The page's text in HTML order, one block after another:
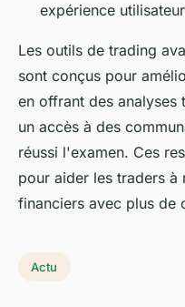
expérience
Les outils de trading
sont conçus pour
en offrant des analyses
un accès à des
réussi l'examen. Ces
pour aider les traders à
financiers avec plus de
Actu